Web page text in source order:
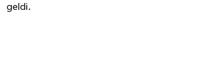
geldi.